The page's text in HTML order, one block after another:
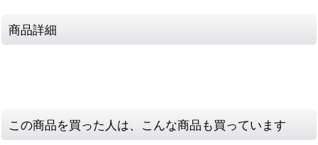
商品詳細
この商品を買った人は、こんな商品も買っています